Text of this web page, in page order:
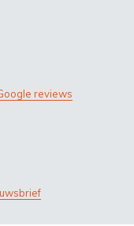
reviews